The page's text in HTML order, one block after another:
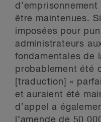
être maintenues.
imposées pour
administrateurs
fondamentales de
probablement été
[traduction] «
et auraient été
d’appel a
l’amende de 50